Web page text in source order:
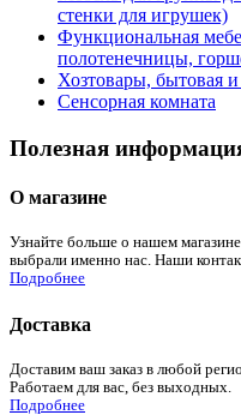
стенки для игрушек)
Функциональная
полотенечницы,
Хозтовары, бытовая
Сенсорная комната
Полезная
О магазине
Узнайте больше о нашем
выбрали именно нас. Наши
Подробнее
Доставка
Доставим ваш заказ в любой
Работаем для вас, без выходных.
Подробнее